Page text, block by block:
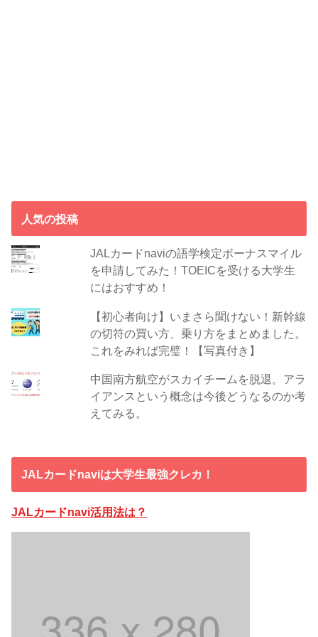
人気の投稿
JALカードnaviの語学検定ボーナスマイル
を申請してみた！TOEICを受ける大学生
にはおすすめ！
【初心者向け】いまさら聞けない！新幹線
の切符の買い方、乗り方をまとめました。
これをみれば完璧！【写真付き】
中国南方航空がスカイチームを脱退。アラ
イアンスという概念は今後どうなるのか考
えてみる。
JALカードnaviは大学生最強クレカ！
JALカードnavi活用法は？